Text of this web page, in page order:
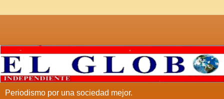
Periodismo por una sociedad mejor.